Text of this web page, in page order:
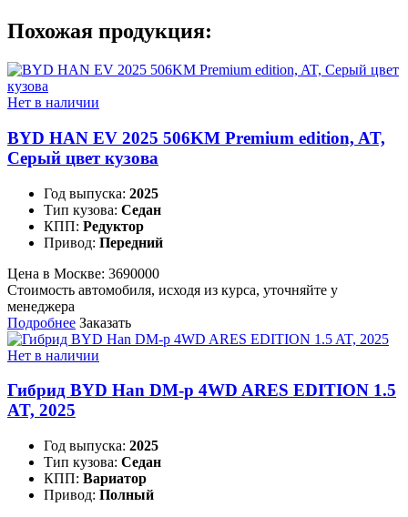
Похожая продукция:
Нет в наличии
BYD HAN EV 2025 506KM Premium edition, AT,
Серый цвет кузова
Год выпуска: 2025
Тип кузова: Седан
КПП: Редуктор
Привод: Передний
Цена в Москве: 3690000
Стоимость автомобиля, исходя из курса, уточняйте у
менеджера
Подробнее Заказать
Нет в наличии
Гибрид BYD Han DM-p 4WD ARES EDITION 1.5
AT, 2025
Год выпуска: 2025
Тип кузова: Седан
КПП: Вариатор
Привод: Полный